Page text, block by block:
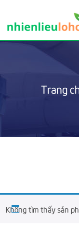
content
Trang
Không tìm thấy sản